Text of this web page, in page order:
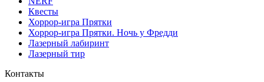
Квесты
Хоррор-игра Прятки
Хоррор-игра Прятки. Ночь у Фредди
Лазерный лабиринт
Лазерный тир
Контакты